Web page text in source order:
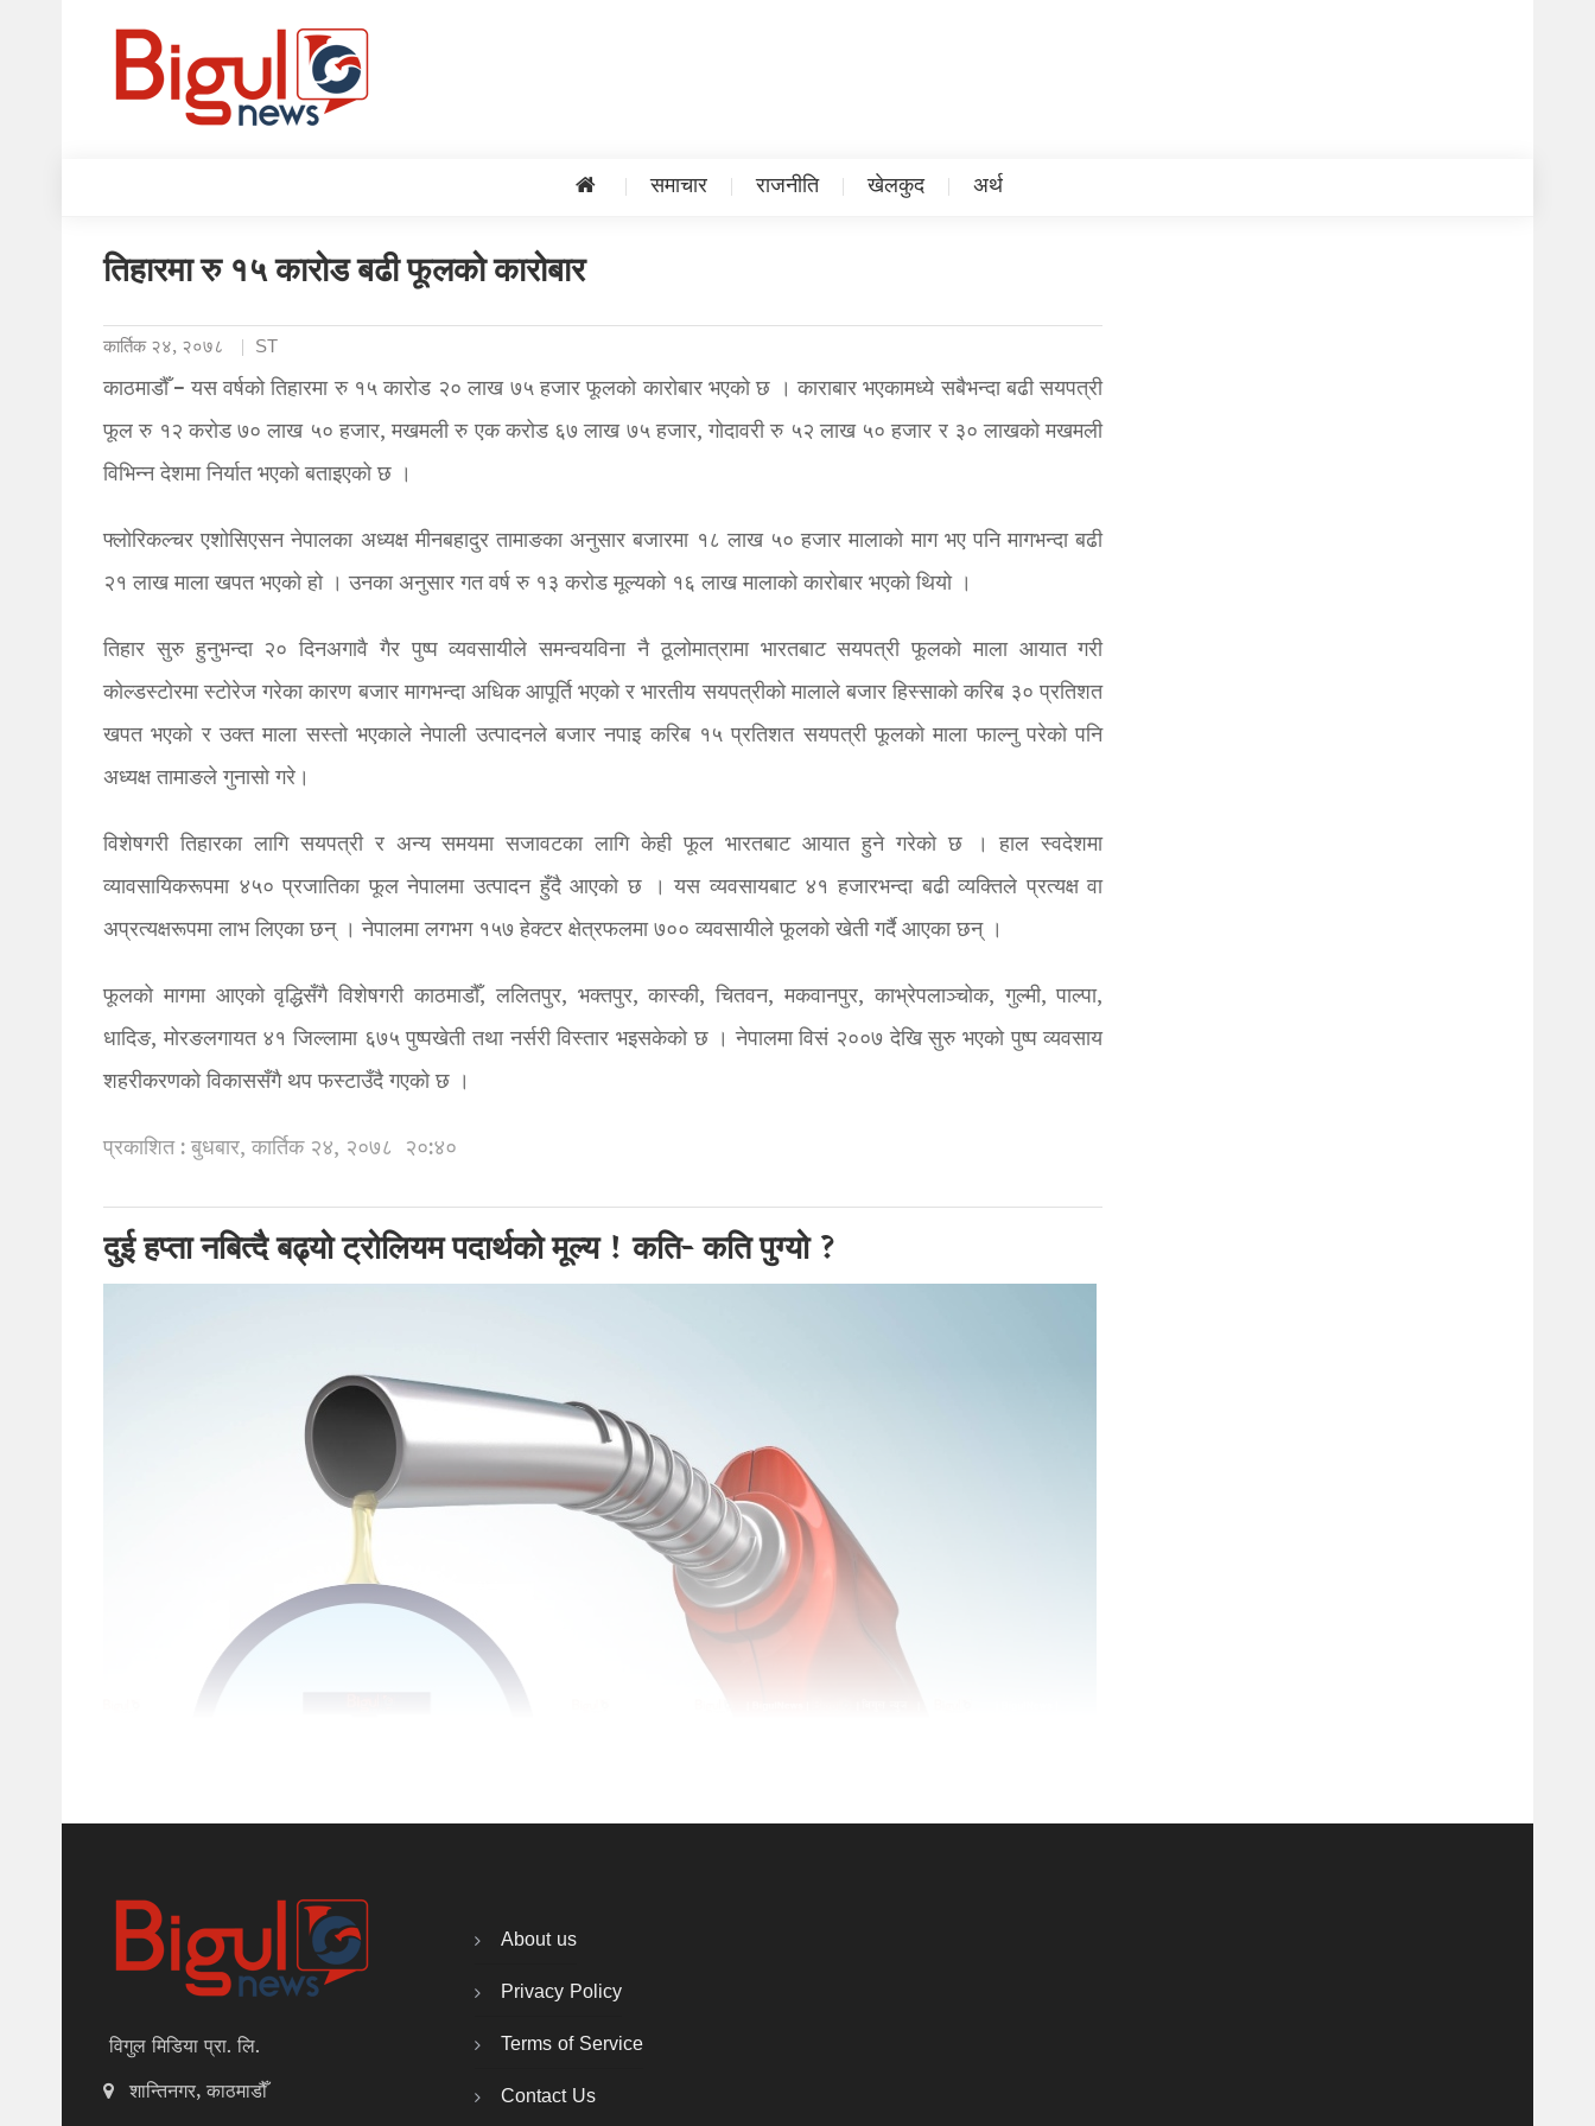
समाचार राजनीति खेलकुद अर्थ
तिहारमा रु १५ कारोड बढी फूलको कारोबार
कार्तिक २४, २०७८ ST
काठमाडौँ – यस वर्षको तिहारमा रु १५ कारोड २० लाख ७५ हजार फूलको कारोबार भएको छ । काराबार भएकामध्ये सबैभन्दा बढी सयपत्री
फूल रु १२ करोड ७० लाख ५० हजार, मखमली रु एक करोड ६७ लाख ७५ हजार, गोदावरी रु ५२ लाख ५० हजार र ३० लाखको मखमली
विभिन्न देशमा निर्यात भएको बताइएको छ ।
फ्लोरिकल्चर एशोसिएसन नेपालका अध्यक्ष मीनबहादुर तामाङका अनुसार बजारमा १८ लाख ५० हजार मालाको माग भए पनि मागभन्दा बढी
२१ लाख माला खपत भएको हो । उनका अनुसार गत वर्ष रु १३ करोड मूल्यको १६ लाख मालाको कारोबार भएको थियो ।
तिहार सुरु हुनुभन्दा २० दिनअगावै गैर पुष्प व्यवसायीले समन्वयविना नै ठूलोमात्रामा भारतबाट सयपत्री फूलको माला आयात गरी
कोल्डस्टोरमा स्टोरेज गरेका कारण बजार मागभन्दा अधिक आपूर्ति भएको र भारतीय सयपत्रीको मालाले बजार हिस्साको करिब ३० प्रतिशत
खपत भएको र उक्त माला सस्तो भएकाले नेपाली उत्पादनले बजार नपाइ करिब १५ प्रतिशत सयपत्री फूलको माला फाल्नु परेको पनि
अध्यक्ष तामाङले गुनासो गरे।
विशेषगरी तिहारका लागि सयपत्री र अन्य समयमा सजावटका लागि केही फूल भारतबाट आयात हुने गरेको छ । हाल स्वदेशमा
व्यावसायिकरूपमा ४५० प्रजातिका फूल नेपालमा उत्पादन हुँदै आएको छ । यस व्यवसायबाट ४१ हजारभन्दा बढी व्यक्तिले प्रत्यक्ष वा
अप्रत्यक्षरूपमा लाभ लिएका छन् । नेपालमा लगभग १५७ हेक्टर क्षेत्रफलमा ७०० व्यवसायीले फूलको खेती गर्दै आएका छन् ।
फूलको मागमा आएको वृद्धिसँगै विशेषगरी काठमाडौँ, ललितपुर, भक्तपुर, कास्की, चितवन, मकवानपुर, काभ्रेपलाञ्चोक, गुल्मी, पाल्पा,
धादिङ, मोरङलगायत ४१ जिल्लामा ६७५ पुष्पखेती तथा नर्सरी विस्तार भइसकेको छ । नेपालमा विसं २००७ देखि सुरु भएको पुष्प व्यवसाय
शहरीकरणको विकाससँगै थप फस्टाउँदै गएको छ ।
प्रकाशित : बुधबार, कार्तिक २४, २०७८ २०:४०
दुई हप्ता नबित्दै बढ्यो ट्रोलियम पदार्थको मूल्य ! कति- कति पुग्यो ?
विगुल मिडिया प्रा. लि.
शान्तिनगर, काठमाडौँ
About us
Privacy Policy
Terms of Service
Contact Us